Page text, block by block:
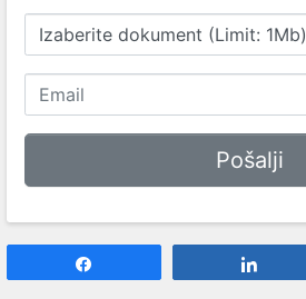
Izaberite dokument (Limit: 1Mb)